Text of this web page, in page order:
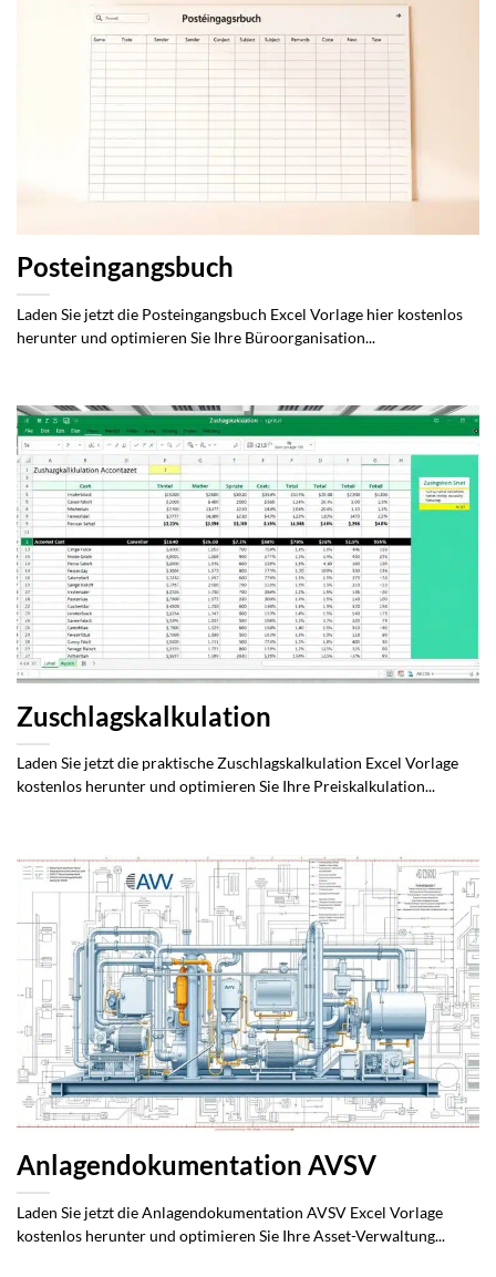
Posteingangsbuch
Laden Sie jetzt die Posteingangsbuch Excel Vorlage hier kostenlos
herunter und optimieren Sie Ihre Büroorganisation...
Zuschlagskalkulation
Laden Sie jetzt die praktische Zuschlagskalkulation Excel Vorlage
kostenlos herunter und optimieren Sie Ihre Preiskalkulation...
Anlagendokumentation AVSV
Laden Sie jetzt die Anlagendokumentation AVSV Excel Vorlage
kostenlos herunter und optimieren Sie Ihre Asset-Verwaltung...